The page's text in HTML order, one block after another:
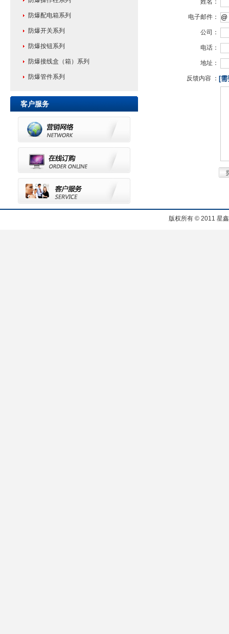
防爆配电箱系列
防爆开关系列
防爆按钮系列
防爆接线盒（箱）系列
防爆管件系列
客户服务
姓名：
电子邮件：
公司：
电话：
地址：
反馈内容 ： [
版权所有 © 2011 星